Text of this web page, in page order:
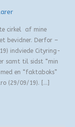
cirkel af mine
bevidner. Derfor –
indviede Cityring-
samt til sidst “min
en “faktaboks”
(29/09/19). […]